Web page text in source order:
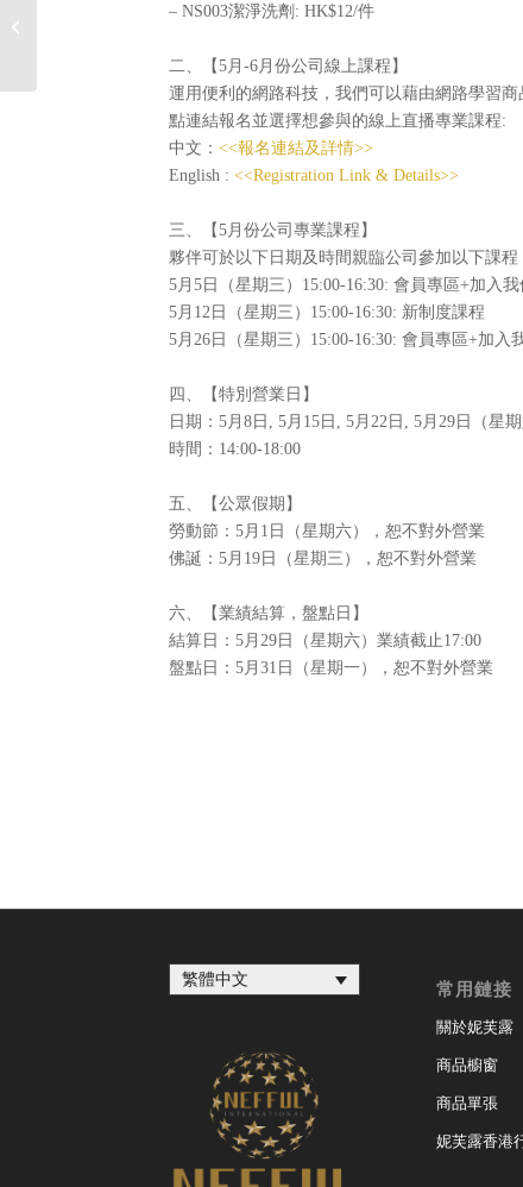
– NS003潔淨洗劑: HK$12/件
二、【5月-6月份公司線上課程】
運用便利的網路科技，我們可以藉由網路學習
點連結報名並選擇想參與的線上直播專業課程:
中文： <<報名連結及詳情>>
English : <<Registration Link & Details>>
三、【5月份公司專業課程】
夥伴可於以下日期及時間親臨公司參加以下課程
5月5日（星期三）15:00-16:30: 會員專區+加入
5月12日（星期三）15:00-16:30: 新制度課程
5月26日（星期三）15:00-16:30: 會員專區+加入
四、【特別營業日】
日期：5月8日, 5月15日, 5月22日, 5月29日（星期
時間：14:00-18:00
五、【公眾假期】
勞動節：5月1日（星期六），恕不對外營業
佛誕：5月19日（星期三），恕不對外營業
六、【業績結算，盤點日】
結算日：5月29日（星期六）業績截止17:00
盤點日：5月31日（星期一），恕不對外營業
繁體中文 常用鏈接
關於妮芙露
商品櫥窗
商品單張
妮芙露香港
2021年5月妮愛滿滿獻給最親愛的母親